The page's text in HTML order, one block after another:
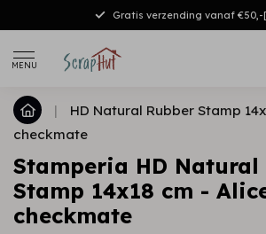
Gratis verzending vanaf €50,-
MENU
|
HD Natural Rubber Stamp
checkmate
Stamperia HD Natural
Stamp 14x18 cm -
checkmate